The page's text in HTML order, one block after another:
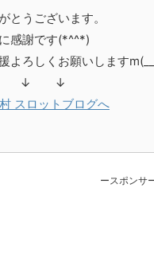
とうございます。
感謝です(*^^*)
よろしくお願いします
↓ ↓
ースポンサ